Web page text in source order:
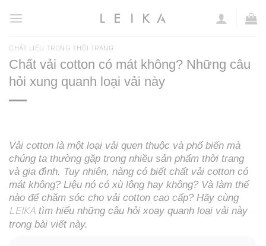
đến
dungCHẤT LIỆU TRONG THỜI TRANG
Chất vải cotton có mát không? Những câu
hỏi xung quanh loại vải này
Vải cotton là một loại vải quen thuộc và phổ biến mà
chúng ta thường gặp trong nhiều sản phẩm thời trang
và gia đình. Tuy nhiên, nàng có biết chất vải cotton có
mát không? Liệu nó có xù lông hay không? Và làm thế
nào để chăm sóc cho vải cotton cao cấp? Hãy cùng
LEIKA tìm hiểu những câu hỏi xoay quanh loại vải này
trong bài viết này.